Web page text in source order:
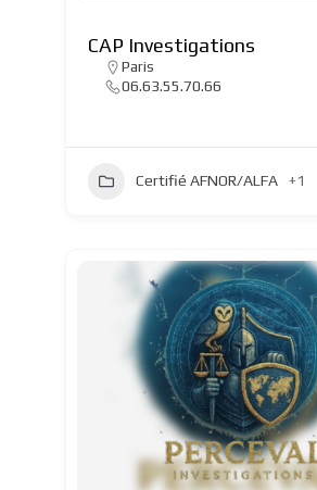
CAP Investigations
Paris
06.63.55.70.66
Certifié AFNOR/ALFA +1